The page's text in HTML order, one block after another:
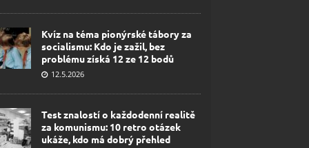
Kvíz na téma pionýrské tábory za
socialismu: Kdo je zažil, bez
problému získá 12 ze 12 bodů
12.5.2026
Test znalostí o každodenní realitě
za komunismu: 10 retro otázek
ukáže, kdo má dobrý přehled